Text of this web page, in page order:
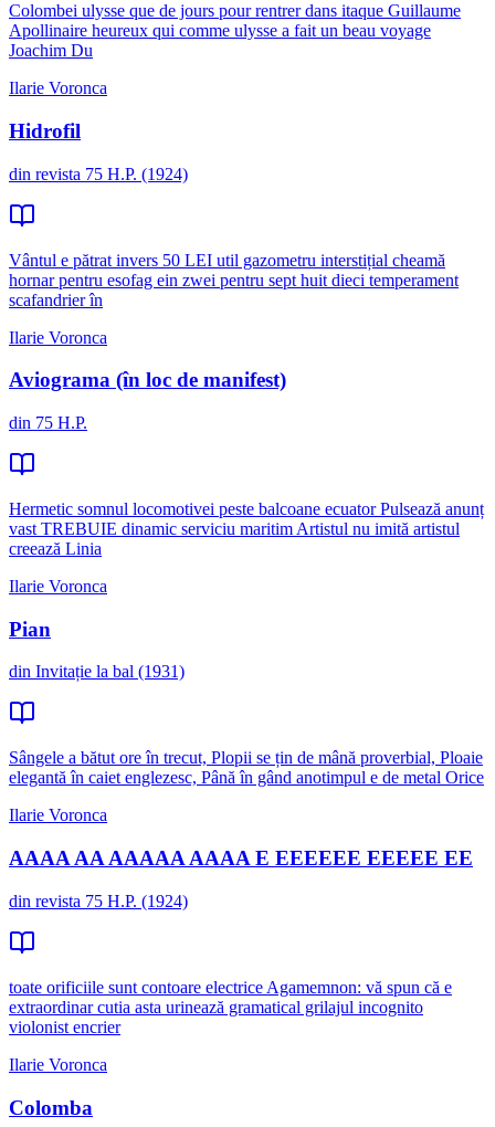
Colombei ulysse que de jours pour rentrer dans itaque Guillaume
Apollinaire heureux qui comme ulysse a fait un beau voyage
Joachim Du
Ilarie Voronca
Hidrofil
din revista 75 H.P. (1924)
Vântul e pătrat invers 50 LEI util gazometru interstițial cheamă
hornar pentru esofag ein zwei pentru sept huit dieci temperament
scafandrier în
Ilarie Voronca
Aviograma (în loc de manifest)
din 75 H.P.
Hermetic somnul locomotivei peste balcoane ecuator Pulsează anunț
vast TREBUIE dinamic serviciu maritim Artistul nu imită artistul
creează Linia
Ilarie Voronca
Pian
din Invitație la bal (1931)
Sângele a bătut ore în trecut, Plopii se țin de mână proverbial, Ploaie
elegantă în caiet englezesc, Până în gând anotimpul e de metal Orice
Ilarie Voronca
AAAA AA AAAAA AAAA E EEEEEE EEEEE EE
din revista 75 H.P. (1924)
toate orificiile sunt contoare electrice Agamemnon: vă spun că e
extraordinar cutia asta urinează gramatical grilajul incognito
violonist encrier
Ilarie Voronca
Colomba